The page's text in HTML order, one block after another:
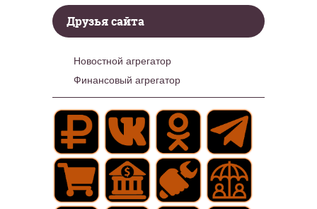
Друзья сайта
Новостной агрегатор
Финансовый агрегатор